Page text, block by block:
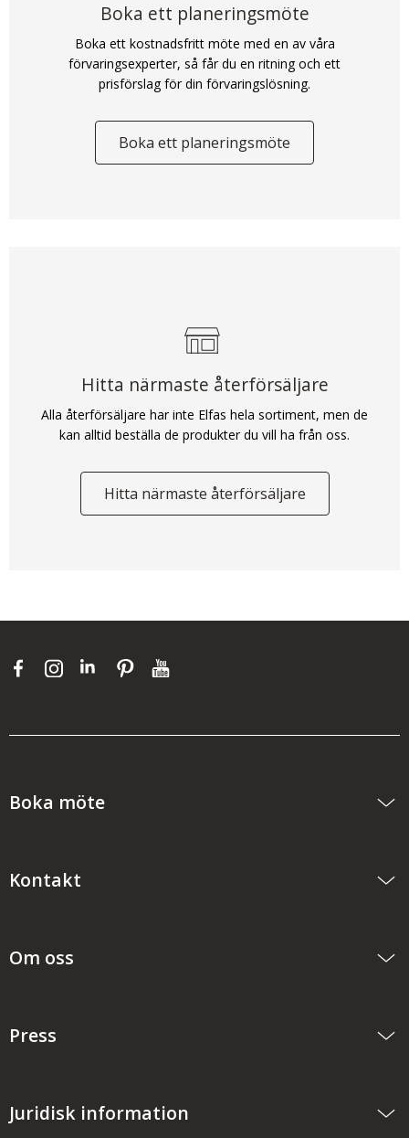
Boka ett planeringsmöte
Boka ett kostnadsfritt möte med en av våra
förvaringsexperter, så får du en ritning och ett
prisförslag för din förvaringslösning.
Boka ett planeringsmöte
Hitta närmaste återförsäljare
Alla återförsäljare har inte Elfas hela sortiment, men de
kan alltid beställa de produkter du vill ha från oss.
Hitta närmaste återförsäljare
Boka möte
Kontakt
Om oss
Press
Juridisk information